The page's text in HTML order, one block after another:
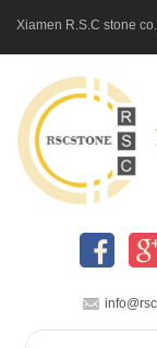
Xiamen R.S.C stone